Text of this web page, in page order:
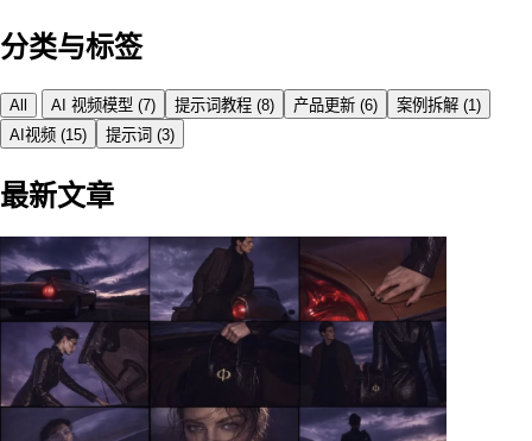
分类与标签
All AI 视频模型 (7) 提示词教程 (8) 产品更新 (6) 案例拆解 (1)
AI视频 (15) 提示词 (3)
最新文章